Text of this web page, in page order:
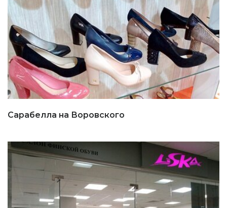
Сарабелла на Воровского